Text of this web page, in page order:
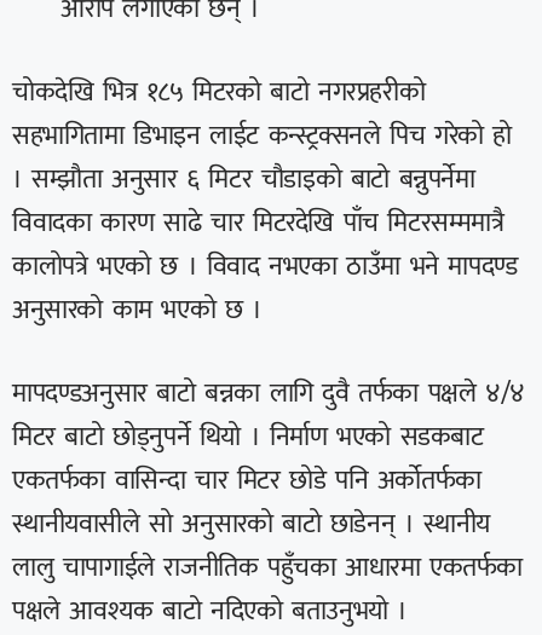
चोकदेखि भित्र १८५ मिटरको बाटो नगरप्रहरीको
सहभागितामा डिभाइन लाईट कन्स्ट्रक्सनले पिच गरेको हो
। सम्झौता अनुसार ६ मिटर चौडाइको बाटो बन्नुपर्नेमा
विवादका कारण साढे चार मिटरदेखि पाँच मिटरसम्ममात्रै
कालोपत्रे भएको छ । विवाद नभएका ठाउँमा भने मापदण्ड
अनुसारको काम भएको छ ।
मापदण्डअनुसार बाटो बन्नका लागि दुवै तर्फका पक्षले ४/४
मिटर बाटो छोड्नुपर्ने थियो । निर्माण भएको सडकबाट
एकतर्फका वासिन्दा चार मिटर छोडे पनि अर्कोतर्फका
स्थानीयवासीले सो अनुसारको बाटो छाडेनन् । स्थानीय
लालु चापागाईले राजनीतिक पहुँचका आधारमा एकतर्फका
पक्षले आवश्यक बाटो नदिएको बताउनुभयो ।